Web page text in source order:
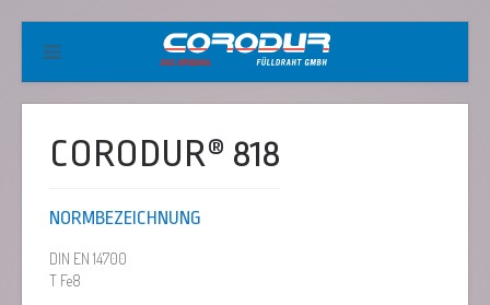
CORODUR® 818
NORMBEZEICHNUNG
DIN EN 14700
T Fe8